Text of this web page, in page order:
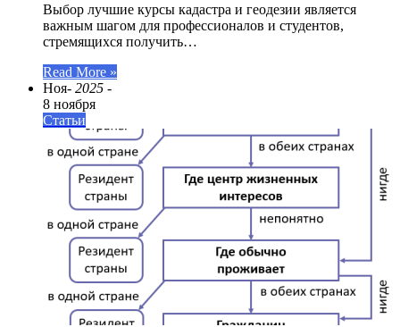
Выбор лучшие курсы кадастра и геодезии является
важным шагом для профессионалов и студентов,
стремящихся получить…
Read More »
Ноя- 2025 -
8 ноября
Статьи